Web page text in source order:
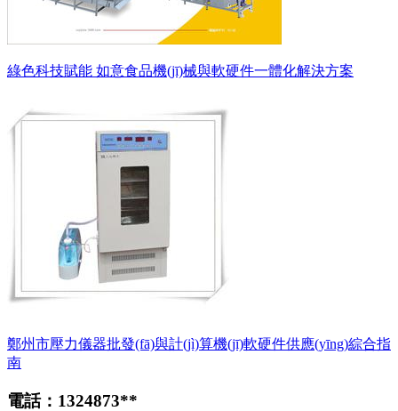
綠色科技賦能 如意食品機(jī)械與軟硬件一體化解決方案
鄭州市壓力儀器批發(fā)與計(jì)算機(jī)軟硬件供應(yīng)綜合指
南
電話：1324873**